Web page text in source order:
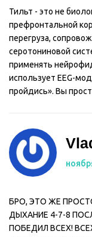
Тильт - это не
префронтальной
перегруза,
серотониновой
применять
использует EEG-
пройдись». Вы
БРО, ЭТО ЖЕ
ДЫХАНИЕ 4-7-8
ПОБЕДИЛ ВСЕХ!